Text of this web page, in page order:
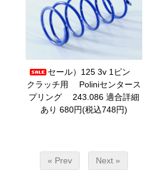
セール）125 3v 1ピン
クラッチ用 Poliniセンタース
プリング 243.086適合詳細
あり 680円(税込748円)
« Prev Next »